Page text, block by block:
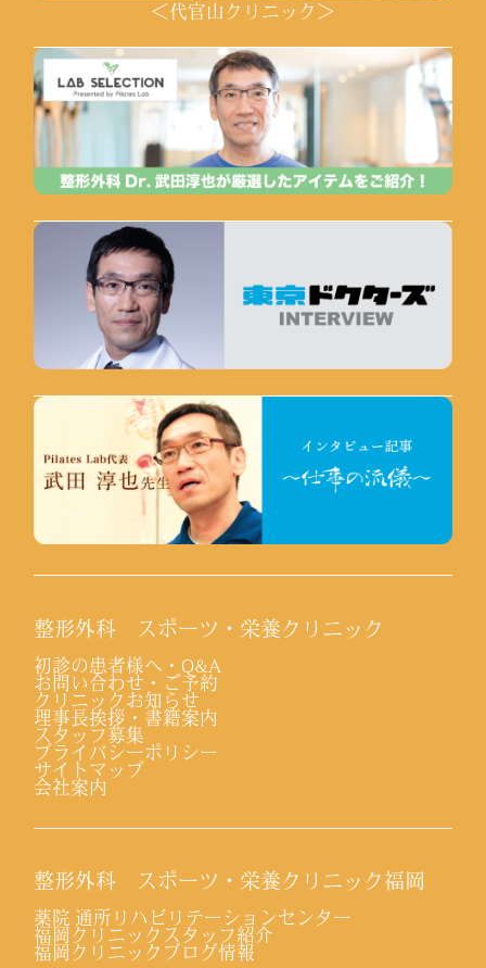
＜代官山クリニック＞
整形外科 スポーツ・栄養クリニック
初診の患者様へ・Q&A
お問い合わせ・ご予約
クリニックお知らせ
理事長挨拶・書籍案内
スタッフ募集
プライバシーポリシー
サイトマップ
会社案内
整形外科 スポーツ・栄養クリニック福岡
薬院 通所リハビリテーションセンター
福岡クリニックスタッフ紹介
福岡クリニックブログ情報